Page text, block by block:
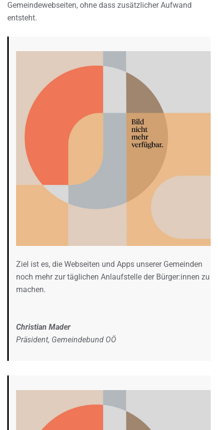
Gemeindewebseiten, ohne dass zusätzlicher Aufwand
entsteht.
Ziel ist es, die Webseiten und Apps unserer Gemeinden
noch mehr zur täglichen Anlaufstelle der Bürger:innen zu
machen.
Christian Mader
Präsident, Gemeindebund OÖ